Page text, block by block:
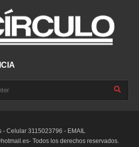
Celular 3115023796 - EMAIL
Todos los derechos reservados.